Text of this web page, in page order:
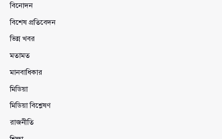
বিনোদন
বিশেষ প্রতিবেদন
ভিন্ন খবর
মতামত
মানবাধিকার
মিডিয়া
মিডিয়া বিশ্লেষণ
রাজনীতি